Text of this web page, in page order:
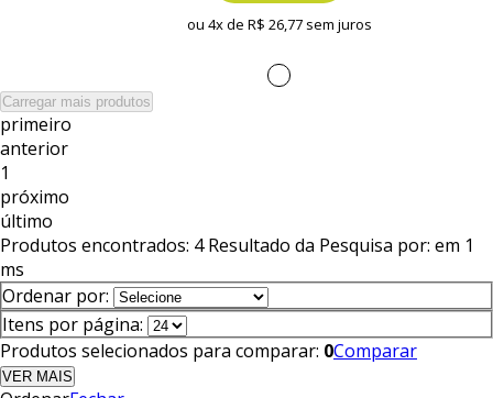
ou 4x de R$ 26,77 sem juros
Carregar mais produtos
primeiro
anterior
1
próximo
último
Produtos encontrados: 4 Resultado da Pesquisa por: em 1
ms
Ordenar por:
Itens por página:
Produtos selecionados para comparar: 0Comparar
VER MAIS